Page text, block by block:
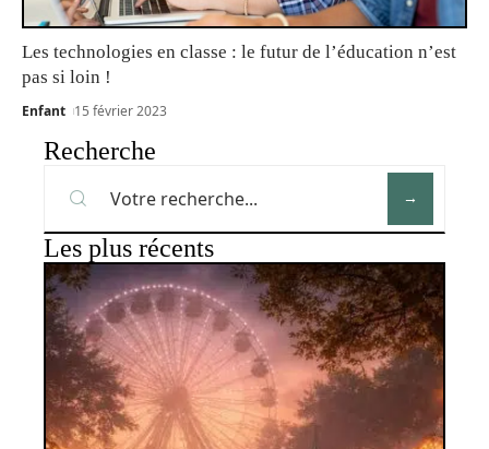
Les technologies en classe : le futur de l’éducation n’est
pas si loin !
Enfant 15 février 2023
Recherche
Les plus récents